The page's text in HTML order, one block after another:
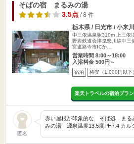
そばの宿 まるみの湯
3.5点/ 8 件
栃木県 / 日光市 / 小来
中三依温泉駅310m
上三
野岩鉄道会津鬼怒川線中三
宮道路今市ICか…
営業時間 8:00～18:00
入浴料金 500円～
宿泊 格安（1,000円以下
楽天トラベルの宿泊プラ
匿名
赤い屋根が印象的な そば処 まる
みの湯 源泉温度13.5度PH7.4 カル